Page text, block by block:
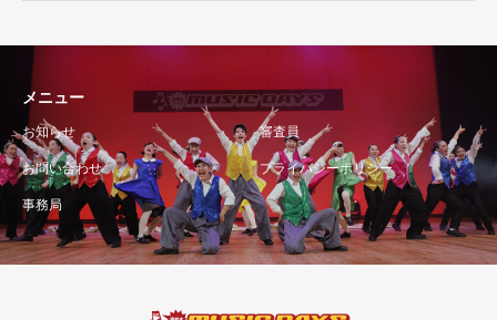
メニュー
お知らせ 審査員
お問い合わせ プライバシーポリシー
事務局